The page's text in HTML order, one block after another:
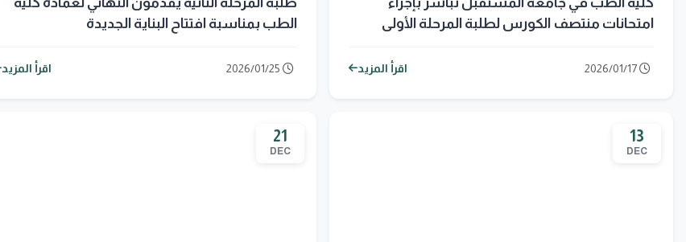
الطب بمناسبة افتتاح البناية الجديدة
2026/01/25 اقرأ المزيد
امتحانات منتصف الكورس لطلبة المرحلة الأولى
2026/01/17 اقرأ المزيد
21
DEC
13
DEC